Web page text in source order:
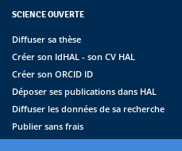
SCIENCE OUVERTE
Diffuser sa thèse
Créer son IdHAL - son CV HAL
Créer son ORCID ID
Déposer ses publications dans HAL
Diffuser les données de sa recherche
Publier sans frais